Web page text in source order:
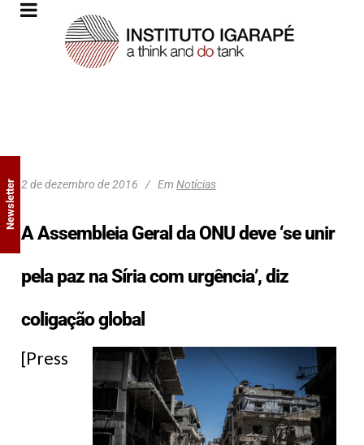
2 de dezembro de 2016 Em Notícias
A Assembleia Geral da ONU deve ‘se unir
pela paz na Síria com urgência’, diz
coligação global
[Press
Newsletter